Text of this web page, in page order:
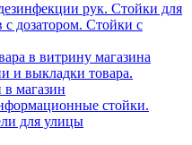
рук. Стойки для
дозатором. Стойки с
в витрину магазина
и выкладки товара.
магазин
стойки.
для улицы